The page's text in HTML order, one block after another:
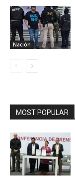
Nación
MOST POPULAR